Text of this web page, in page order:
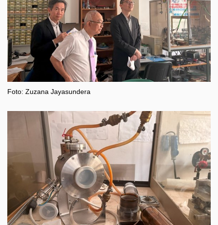
Foto: Zuzana Jayasundera